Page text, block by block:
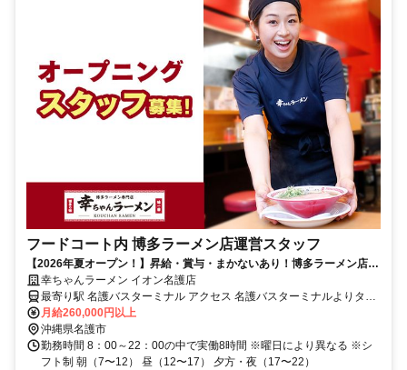
フードコート内 博多ラーメン店運営スタッフ
【2026年夏オープン！】昇給・賞与・まかないあり！博多ラーメン店の
正社員スタッフ
幸ちゃんラーメン イオン名護店
最寄り駅 名護バスターミナル アクセス 名護バスターミナルよりタク
シーで約10分
月給260,000円以上
沖縄県名護市
勤務時間 8：00～22：00の中で実働8時間 ※曜日により異なる ※シ
フト制 朝（7〜12） 昼（12〜17） 夕方・夜（17〜22）